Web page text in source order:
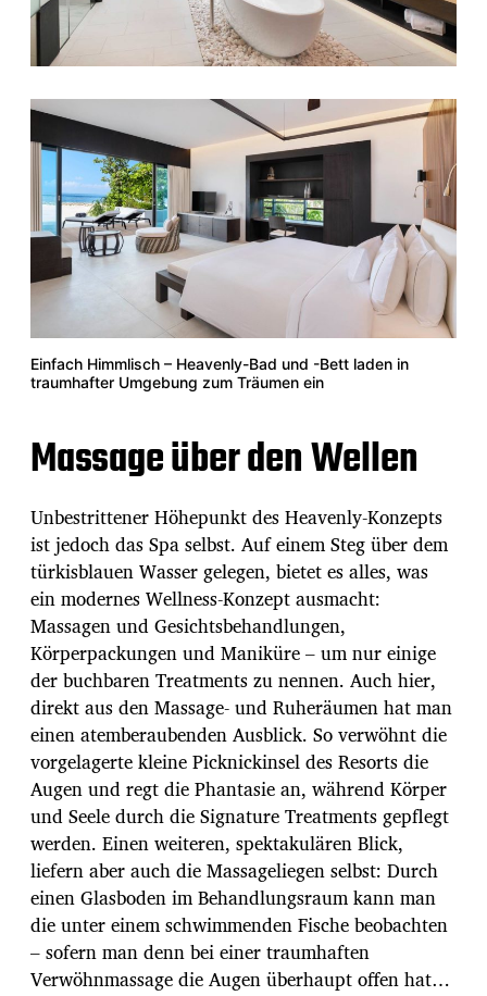
Einfach Himmlisch – Heavenly-Bad und -Bett laden in
traumhafter Umgebung zum Träumen ein
Massage über den Wellen
Unbestrittener Höhepunkt des Heavenly-Konzepts
ist jedoch das Spa selbst. Auf einem Steg über dem
türkisblauen Wasser gelegen, bietet es alles, was
ein modernes Wellness-Konzept ausmacht:
Massagen und Gesichtsbehandlungen,
Körperpackungen und Maniküre – um nur einige
der buchbaren Treatments zu nennen. Auch hier,
direkt aus den Massage- und Ruheräumen hat man
einen atemberaubenden Ausblick. So verwöhnt die
vorgelagerte kleine Picknickinsel des Resorts die
Augen und regt die Phantasie an, während Körper
und Seele durch die Signature Treatments gepflegt
werden. Einen weiteren, spektakulären Blick,
liefern aber auch die Massageliegen selbst: Durch
einen Glasboden im Behandlungsraum kann man
die unter einem schwimmenden Fische beobachten
– sofern man denn bei einer traumhaften
Verwöhnmassage die Augen überhaupt offen hat…